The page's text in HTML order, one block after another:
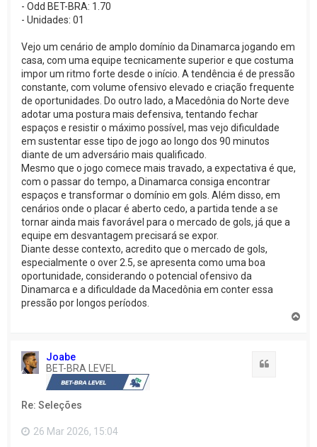
- Odd BET-BRA: 1.70
- Unidades: 01
Vejo um cenário de amplo domínio da Dinamarca jogando em
casa, com uma equipe tecnicamente superior e que costuma
impor um ritmo forte desde o início. A tendência é de pressão
constante, com volume ofensivo elevado e criação frequente
de oportunidades. Do outro lado, a Macedônia do Norte deve
adotar uma postura mais defensiva, tentando fechar
espaços e resistir o máximo possível, mas vejo dificuldade
em sustentar esse tipo de jogo ao longo dos 90 minutos
diante de um adversário mais qualificado.
Mesmo que o jogo comece mais travado, a expectativa é que,
com o passar do tempo, a Dinamarca consiga encontrar
espaços e transformar o domínio em gols. Além disso, em
cenários onde o placar é aberto cedo, a partida tende a se
tornar ainda mais favorável para o mercado de gols, já que a
equipe em desvantagem precisará se expor.
Diante desse contexto, acredito que o mercado de gols,
especialmente o over 2.5, se apresenta como uma boa
oportunidade, considerando o potencial ofensivo da
Dinamarca e a dificuldade da Macedônia em conter essa
pressão por longos períodos.
Joabe
BET-BRA LEVEL
Re: Seleções
26 Mar 2026, 15:04